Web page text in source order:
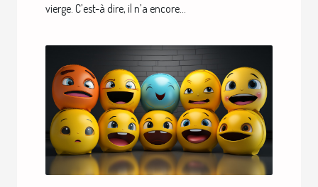
vierge. C’est-à dire, il n’a encore...